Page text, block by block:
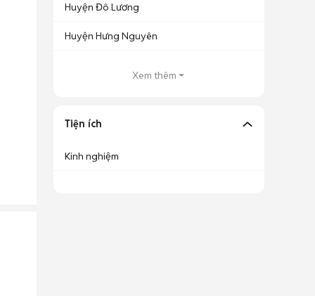
Huyện Đô Lương
Huyện Hưng Nguyên
Xem thêm
Tiện ích
Kinh nghiệm